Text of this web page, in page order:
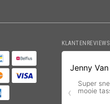
KLANTENREVIEWS